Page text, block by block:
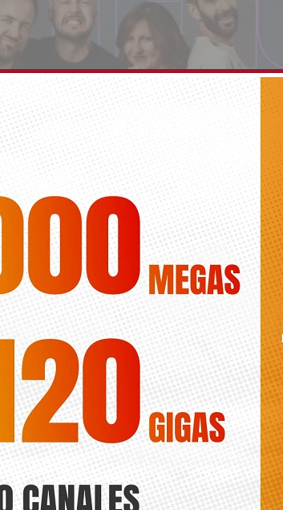
se sumerge en el Medio Año Festero
esta tarde una intensa programación abierta para